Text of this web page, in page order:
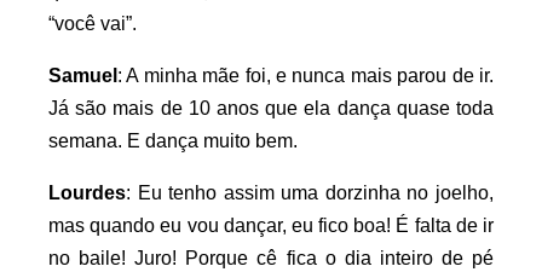
“você vai”.
Samuel : A minha mãe foi, e nunca mais parou de ir.
Já são mais de 10 anos que ela dança quase toda
semana. E dança muito bem.
Lourdes: Eu tenho assim uma dorzinha no joelho,
mas quando eu vou dançar, eu fico boa! É falta de ir
no baile! Juro! Porque cê fica o dia inteiro de pé